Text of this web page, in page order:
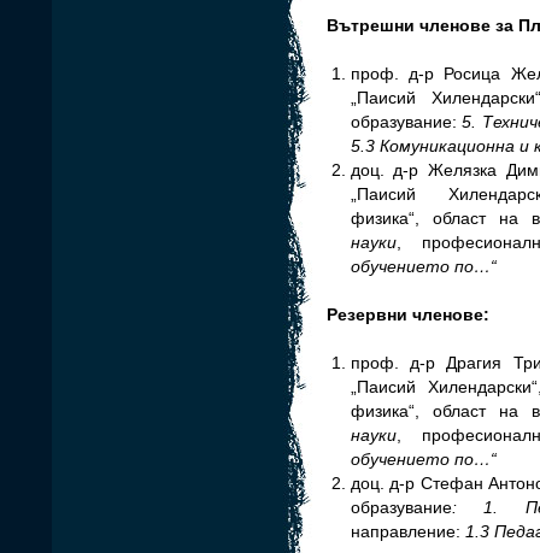
Вътрешни членове за
проф. д-р Росица
„Паисий
образувание: 5.
5.3 Комуникационна
доц. д-р Желязка
„Паисий
физика“, област на
науки,
обучението по…“
Резервни членове:
проф. д-р Драгия
„Паисий
физика“, област на
науки,
обучението по…“
доц. д-р Стефан
образувание: 1.
направление: 1.3